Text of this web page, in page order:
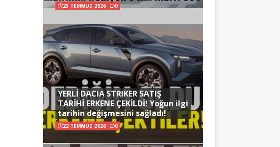
23 TEMMUZ 2026 0
YERLİ DACIA STRIKER SATIŞ
TARİHİ ERKENE ÇEKİLDİ! Yoğun ilgi
tarihin değişmesini sağladı!
22 TEMMUZ 2026 0